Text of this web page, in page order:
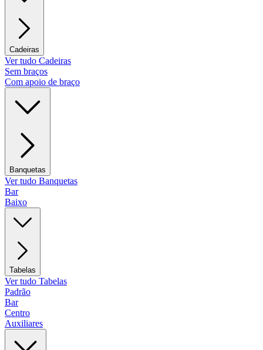
Cadeiras
Ver tudo Cadeiras
Sem braços
Com apoio de braço
Banquetas
Ver tudo Banquetas
Bar
Baixo
Tabelas
Ver tudo Tabelas
Padrão
Bar
Centro
Auxiliares